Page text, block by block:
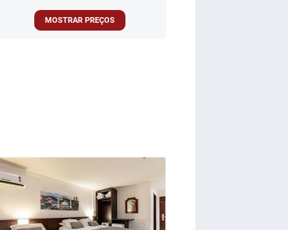
MOSTRAR PREÇOS